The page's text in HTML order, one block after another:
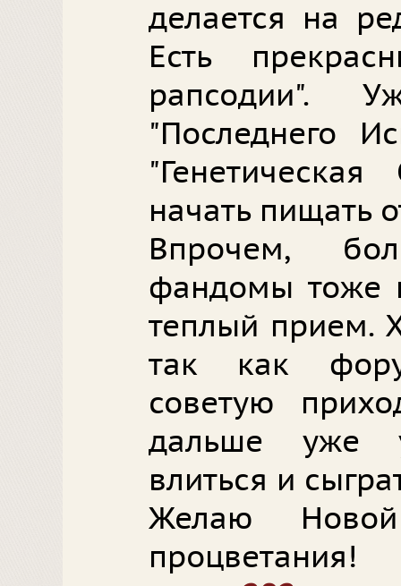
делается на
Есть
рапсодии".
"Последнего
начать пищать
Впрочем,
фандомы тоже
теплый прием.
так как
советую
дальше уже
влиться и
Желаю
процветания!